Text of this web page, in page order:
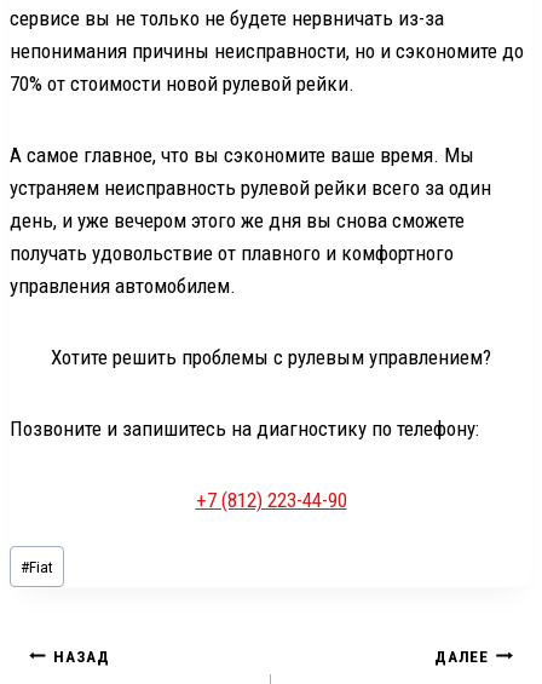
сервисе вы не только не будете нервничать из-за
непонимания причины неисправности, но и сэкономите до
70% от стоимости новой рулевой рейки.
А самое главное, что вы сэкономите ваше время. Мы
устраняем неисправность рулевой рейки всего за один
день, и уже вечером этого же дня вы снова сможете
получать удовольствие от плавного и комфортного
управления автомобилем.
Хотите решить проблемы с рулевым управлением?
Позвоните и запишитесь на диагностику по телефону:
+7 (812) 223-44-90
Метки
записи:
#Fiat
Навигация
НАЗАД ДАЛЕЕ